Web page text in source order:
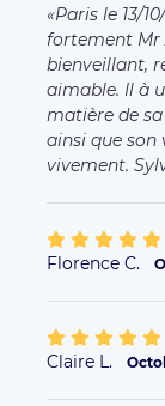
Paris le 13/
fortement Mr
bienveillant,
aimable. Il à
matière de
ainsi que son
vivement.
Florence C.
Claire L.